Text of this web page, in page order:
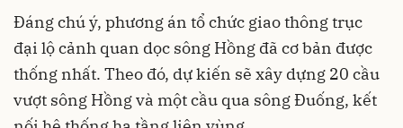
Đáng chú ý, phương án tổ chức giao thông trục
đại lộ cảnh quan dọc sông Hồng đã cơ bản được
thống nhất. Theo đó, dự kiến sẽ xây dựng 20 cầu
vượt sông Hồng và một cầu qua sông Đuống, kết